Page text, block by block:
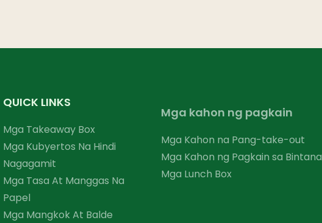
QUICK LINKS
Mga Takeaway Box
Mga Kubyertos Na Hindi
Nagagamit
Mga Tasa At Manggas Na
Papel
Mga Mangkok At Balde
Mga kahon ng pagkain
Mga Kahon na Pang-take-out
Mga Kahon ng Pagkain sa Bintana
Mga Lunch Box